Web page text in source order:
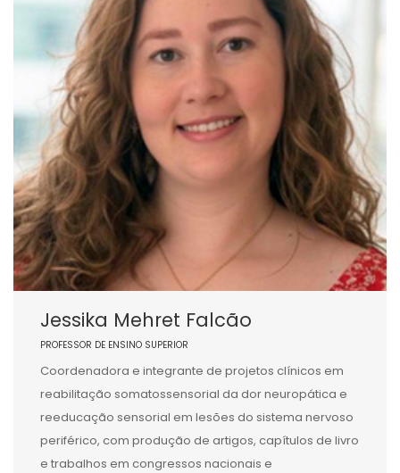
Jessika Mehret Falcão
PROFESSOR DE ENSINO SUPERIOR
Coordenadora e integrante de projetos clínicos em
reabilitação somatossensorial da dor neuropática e
reeducação sensorial em lesões do sistema nervoso
periférico, com produção de artigos, capítulos de livro
e trabalhos em congressos nacionais e